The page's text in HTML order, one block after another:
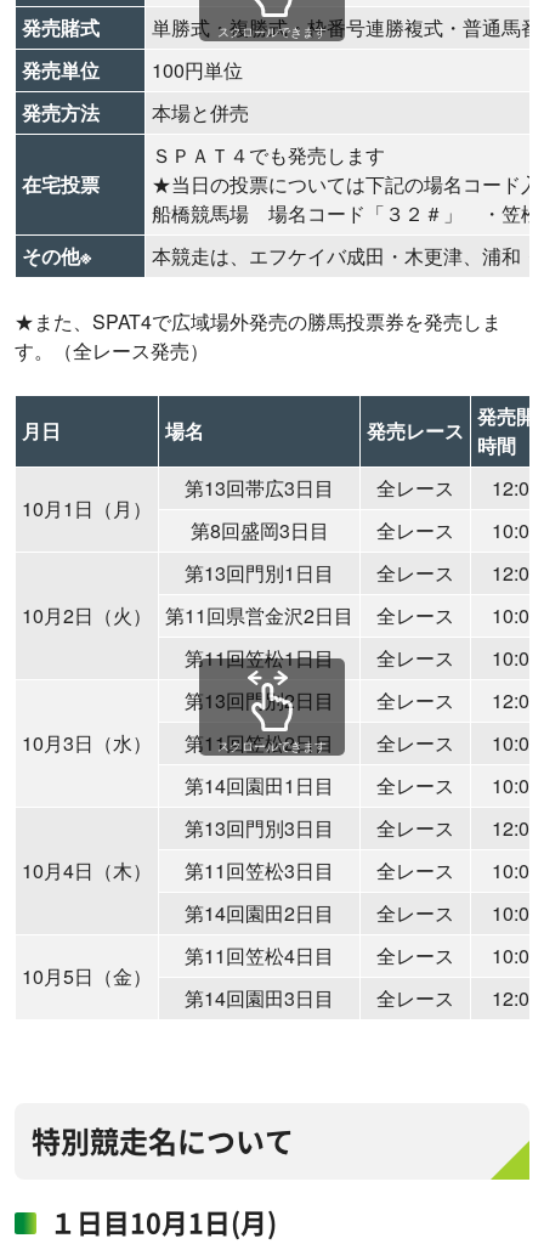
発売賭式
単勝式・複勝式・枠番号連勝複式・普通馬
発売単位
100円単位
発売方法
本場と併売
在宅投票
ＳＰＡＴ４でも発売します
★当日の投票については下記の場名コード
船橋競馬場 場名コード「３２＃」 ・笠
その他※
本競走は、エフケイバ成田・木更津、浦和
スクロールできます
★また、SPAT4で広域場外発売の勝馬投票券を発売しま
す。（全レース発売）
月日 場名 発売レース
発売開
時間
10月1日（月）
第13回帯広3日目 全レース
12:00
第8回盛岡3日目
全レース 10:00
10月2日（火）
第13回門別1日目 全レース
12:00
第11回県営金沢2日目
全レース
10:00
第11回笠松1日目
全レース 10:00
10月3日（水）
第13回門別2日目 全レース
12:00
第11回笠松2日目
全レース
10:00
第14回園田1日目
全レース 10:00
10月4日（木）
第13回門別3日目 全レース
12:00
第11回笠松3日目
全レース
10:00
第14回園田2日目
全レース 10:00
10月5日（金）
第11回笠松4日目 全レース
10:00
第14回園田3日目
全レース 12:00
スクロールできます
特別競走名について
１日目10月1日(月)